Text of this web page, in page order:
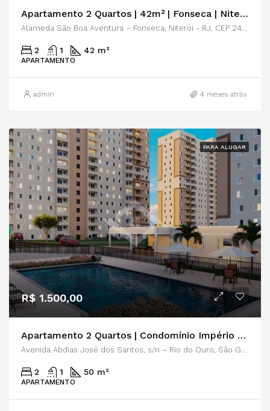
Apartamento 2 Quartos | 42m² | Fonseca | Niterói | Sol da Manhã
2 1 42 m²
APARTAMENTO
admin 4 meses atrás
PARA ALUGAR
R$ 1.500,00
Apartamento 2 Quartos | Condomínio Império do Ouro | Rio do Ouro | Niterói
Avenida Abdias José dos Santos, s/n – Rio do Ouro, São Gonçalo (CEP 24756-660)
2 1 50 m²
APARTAMENTO